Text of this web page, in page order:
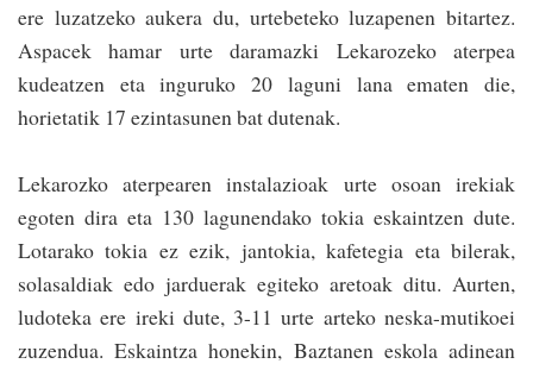
ere luzatzeko aukera du, urtebeteko luza­penen bitartez.
Aspacek hamar urte­ daramazki Lekarozeko aterpea
kudeatzen eta inguruko 20 laguni lana ematen die,
horietatik 17 ezintasunen bat dutenak.
Lekarozko aterpearen instalazioak urte osoan irekiak
egoten dira eta 130 lagunendako tokia eskaintzen dute.
Lotarako tokia ez ezik, jantokia­, kafetegia eta bilerak,
solasaldiak edo jarduerak egiteko aretoak ditu. Aurten,
ludoteka ere ireki dute, 3-11 urte arteko neska-mutikoei
zuzendua. Eskaintza honekin, Baztanen eskola adinean